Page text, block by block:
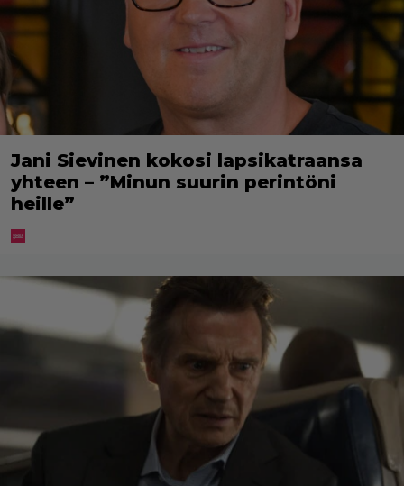
Jani Sievinen kokosi lapsikatraansa
yhteen – ”Minun suurin perintöni
heille”